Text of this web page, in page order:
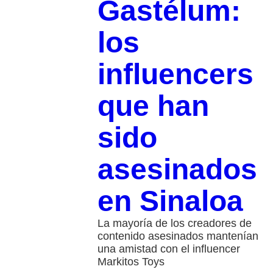
Gastélum:
los
influencers
que han
sido
asesinados
en Sinaloa
La mayoría de los creadores de
contenido asesinados mantenían
una amistad con el influencer
Markitos Toys